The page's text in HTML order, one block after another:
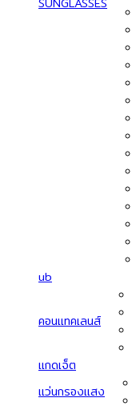
ub
คอนแทคเลนส์
แกดเจ็ต
แว่นกรองแสง